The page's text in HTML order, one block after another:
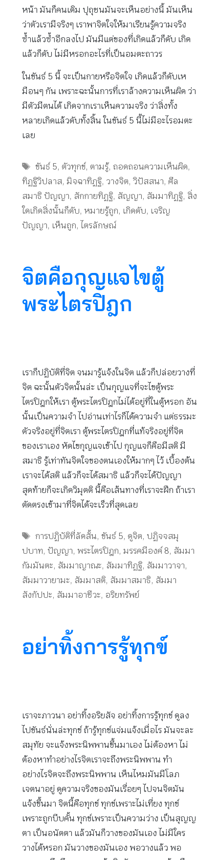
หน้า มันก็คนเดิม ปุถุชนมันจะเห็นอย่างนี้ มันเห็น
ว่าตัวเรามีจริงๆ เราพาจิตใจให้มาเรียนรู้ความจริง
ซ้ำแล้วซ้ำอีกลงไป มันมีแต่ของที่เกิดแล้วก็ดับ เกิด
แล้วก็ดับ ไม่มีหรอกอะไรที่เป็นอมตะถาวร
ในขันธ์ 5 นี้ จะเป็นกายหรือจิตใจ เกิดแล้วก็ดับเห
มือนๆ กัน เพราะฉะนั้นการที่เราล้างความเห็นผิด ว่า
มีตัวมีตนได้ เกิดจากเราเห็นความจริง ว่าสิ่งทั้ง
หลายเกิดแล้วดับทั้งสิ้น ในขันธ์ 5 นี้ไม่มีอะไรอมตะ
เลย
Tags
ขันธ์ 5, ตัวทุกข์, ตามรู้, ถอดถอนความเห็นผิด,
ทิฏฐิวิปลาส, มิจฉาทิฏฐิ, วางจิต, วิปัสสนา, ศีล
สมาธิ ปัญญา, สักกายทิฏฐิ, สัญญา, สัมมาทิฏฐิ, สิ่ง
ใดเกิดสิ่งนั้นก็ดับ, หมายรู้ถูก, เกิดดับ, เจริญ
ปัญญา, เห็นถูก, ไตรลักษณ์
จิตคือกุญแจไขตู้
พระไตรปิฎก
เราก็ปฏิบัติที่จิต จนมารู้แจ้งในจิต แล้วก็ปล่อยวางที่
จิต ฉะนั้นตัวจิตนั้นล่ะ เป็นกุญแจที่จะไขตู้พระ
ไตรปิฎกให้เรา ตู้พระไตรปิฎกไม่ได้อยู่ที่ในตู้หรอก อัน
นั้นเป็นความจำ ไปอ่านเท่าไรก็ได้ความจำ แต่ธรรมะ
ตัวจริงอยู่ที่จิตเรา ตู้พระไตรปิฎกที่แท้จริงอยู่ที่จิต
ของเราเอง หัดไขกุญแจเข้าไป กุญแจก็คือมีสติ มี
สมาธิ รู้เท่าทันจิตใจของตนเองให้มากๆ ไว้ เบื้องต้น
เราจะได้สติ แล้วก็จะได้สมาธิ แล้วก็จะได้ปัญญา
สุดท้ายก็จะเกิดวิมุตติ นี้คือเส้นทางที่เราจะฝึก ถ้าเรา
ตัดตรงเข้ามาที่จิตได้จะเร็วที่สุดเลย
Tags
การปฏิบัติที่ลัดสั้น, ขันธ์ 5, ดูจิต, ปฏิจจสมุ
ปบาท, ปัญญา, พระไตรปิฎก, มรรคมีองค์ 8, สัมมา
กัมมันตะ, สัมมาญาณะ, สัมมาทิฏฐิ, สัมมาวาจา,
สัมมาวายามะ, สัมมาสติ, สัมมาสมาธิ, สัมมา
สังกัปปะ, สัมมาอาชีวะ, อริยทรัพย์
อย่าทิ้งการรู้ทุกข์
เราจะภาวนา อย่าทิ้งอริยสัจ อย่าทิ้งการรู้ทุกข์ ดูลง
ไปขันธ์นั่นล่ะทุกข์ ถ้ารู้ทุกข์แจ่มแจ้งเมื่อไร มันจะละ
สมุทัย จะแจ้งพระนิพพานขึ้นมาเอง ไม่ต้องหา ไม่
ต้องหาทำอย่างไรจิตเราจะถึงพระนิพพาน ทำ
อย่างไรจิตจะถึงพระนิพพาน เห็นไหมมันมีโลภ
เจตนาอยู่ ดูความจริงของมันเรื่อยๆ ไปจนจิตมัน
แจ้งขึ้นมา จิตนี้คือทุกข์ ทุกข์เพราะไม่เที่ยง ทุกข์
เพราะถูกบีบคั้น ทุกข์เพราะเป็นความว่าง เป็นสุญญ
ตา เป็นอนัตตา แล้วมันก็วางของมันเอง ไม่มีใคร
วางได้หรอก มันวางของมันเอง พอวางแล้ว พอ